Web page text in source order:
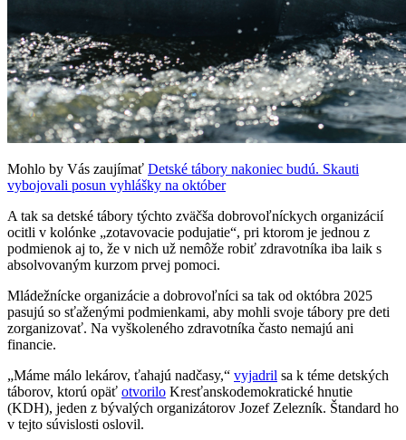
Mohlo by Vás zaujímať Detské tábory nakoniec budú. Skauti
vybojovali posun vyhlášky na október
A tak sa detské tábory týchto zväčša dobrovoľníckych organizácií
ocitli v kolónke „zotavovacie podujatie“, pri ktorom je jednou z
podmienok aj to, že v nich už nemôže robiť zdravotníka iba laik s
absolvovaným kurzom prvej pomoci.
Mládežnícke organizácie a dobrovoľníci sa tak od októbra 2025
pasujú so sťaženými podmienkami, aby mohli svoje tábory pre deti
zorganizovať. Na vyškoleného zdravotníka často nemajú ani
financie.
„Máme málo lekárov, ťahajú nadčasy,“ vyjadril sa k téme detských
táborov, ktorú opäť otvorilo Kresťanskodemokratické hnutie
(KDH), jeden z bývalých organizátorov Jozef Zelezník. Štandard ho
v tejto súvislosti oslovil.